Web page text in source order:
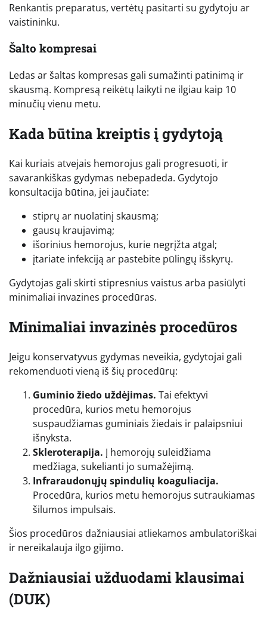
Renkantis preparatus, vertėtų pasitarti su gydytoju ar
vaistininku.
Šalto kompresai
Ledas ar šaltas kompresas gali sumažinti patinimą ir
skausmą. Kompresą reikėtų laikyti ne ilgiau kaip 10
minučių vienu metu.
Kada būtina kreiptis į gydytoją
Kai kuriais atvejais hemorojus gali progresuoti, ir
savarankiškas gydymas nebepadeda. Gydytojo
konsultacija būtina, jei jaučiate:
stiprų ar nuolatinį skausmą;
gausų kraujavimą;
išorinius hemorojus, kurie negrįžta atgal;
įtariate infekciją ar pastebite pūlingų išskyrų.
Gydytojas gali skirti stipresnius vaistus arba pasiūlyti
minimaliai invazines procedūras.
Minimaliai invazinės procedūros
Jeigu konservatyvus gydymas neveikia, gydytojai gali
rekomenduoti vieną iš šių procedūrų:
Guminio žiedo uždėjimas. Tai efektyvi
procedūra, kurios metu hemorojus
suspaudžiamas guminiais žiedais ir palaipsniui
išnyksta.
Skleroterapija. Į hemorojų suleidžiama
medžiaga, sukelianti jo sumažėjimą.
Infraraudonųjų spindulių koaguliacija.
Procedūra, kurios metu hemorojus sutraukiamas
šilumos impulsais.
Šios procedūros dažniausiai atliekamos ambulatoriškai
ir nereikalauja ilgo gijimo.
Dažniausiai užduodami klausimai
(DUK)